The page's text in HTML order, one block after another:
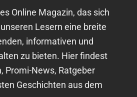
Online Magazin, das sich
Lesern eine breite
informativen und
zu bieten. Hier findest
Promi-News, Ratgeber
Geschichten aus dem